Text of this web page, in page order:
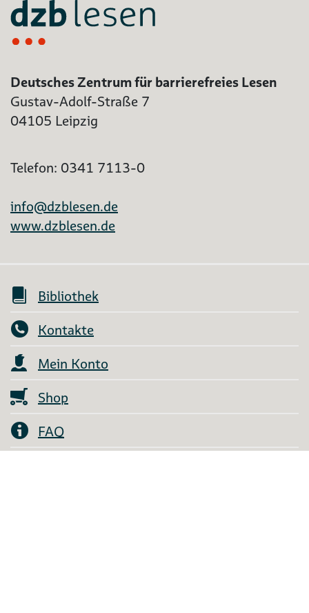
Deutsches Zentrum für barrierefreies Lesen
Gustav-Adolf-Straße 7
04105 Leipzig
Telefon: 0341 7113-0
info@dzblesen.de
www.dzblesen.de
Bibliothek
Kontakte
Mein Konto
Shop
FAQ